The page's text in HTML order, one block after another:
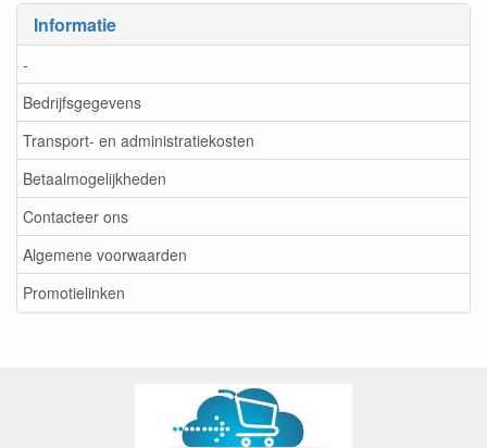
Informatie
-
Bedrijfsgegevens
Transport- en administratiekosten
Betaalmogelijkheden
Contacteer ons
Algemene voorwaarden
Promotielinken